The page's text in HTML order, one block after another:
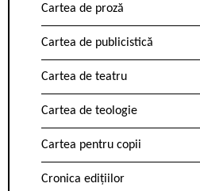
Cartea de proză
Cartea de publicistică
Cartea de teatru
Cartea de teologie
Cartea pentru copii
Cronica edițiilor